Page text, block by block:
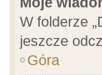
W folderze
jeszcze
Góra